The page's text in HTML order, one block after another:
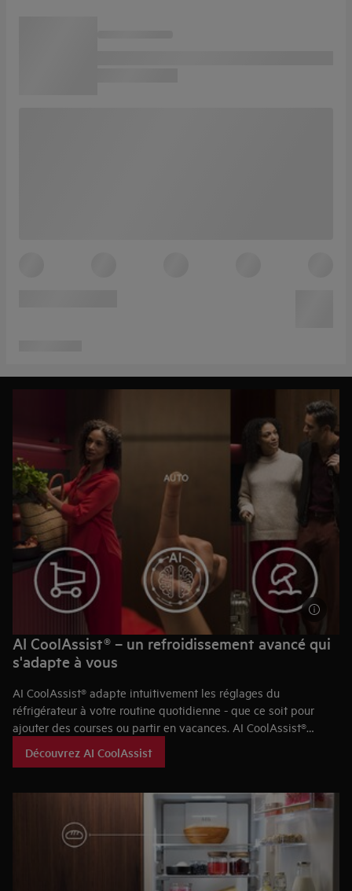
AI CoolAssist® – un refroidissement avancé qui
s'adapte à vous
AI CoolAssist® adapte intuitivement les réglages du
réfrigérateur à votre routine quotidienne - que ce soit pour
ajouter des courses ou partir en vacances. AI CoolAssist®
refroidissement et, pendant les périodes de faible utilisation,
Découvrez AI CoolAssist